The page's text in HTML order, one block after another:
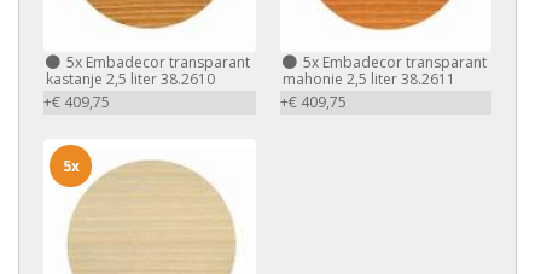
5x Embadecor transparant
kastanje 2,5 liter 38.2610
+€ 409,75
5xEmbadecor transparant
mahonie 2,5 liter 38.2611
+€ 409,75
5x